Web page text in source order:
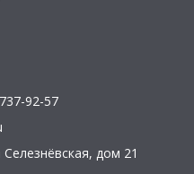
92-57
Селезнёвская, дом 21